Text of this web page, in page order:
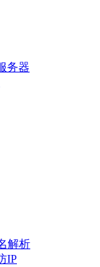
务器
解析
IP